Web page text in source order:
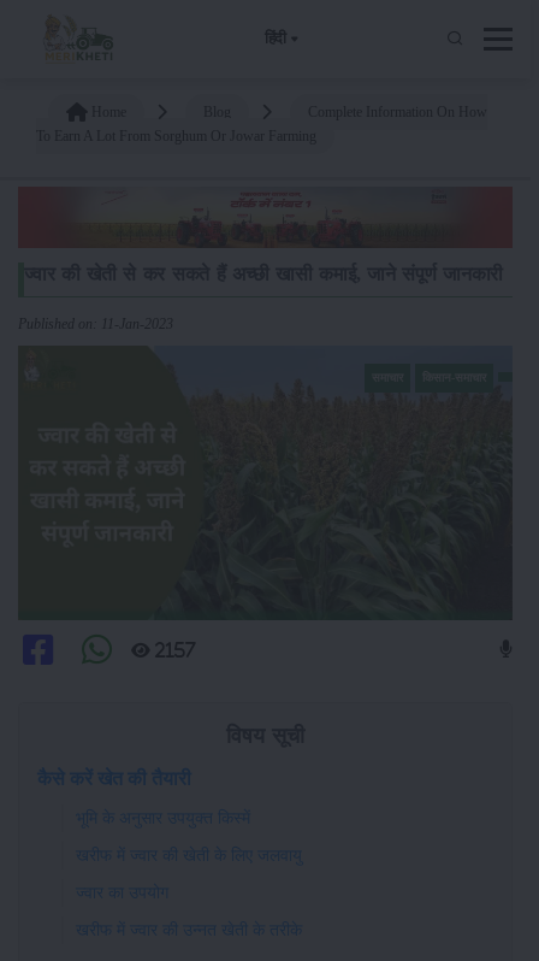
हिंदी
Published on: 11-Jan-2023
2157
कैसे करें खेत की तैयारी
भूमि के अनुसार उपयुक्त किस्में
खरीफ में ज्वार की खेती के लिए जलवायु
ज्वार का उपयोग
खरीफ में ज्वार की उन्नत खेती के तरीके